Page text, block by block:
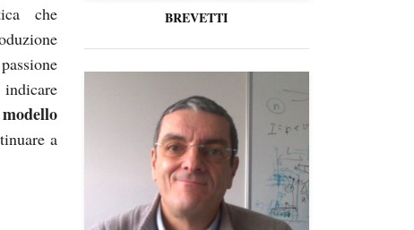
che
modello
a
BREVETTI